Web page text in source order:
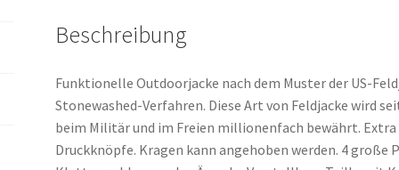
Beschreibung
Funktionelle Outdoorjacke nach dem Muster der US-
Stonewashed-Verfahren. Diese Art von Feldjacke wird
beim Militär und im Freien millionenfach bewährt.
Druckknöpfe. Kragen kann angehoben werden. 4